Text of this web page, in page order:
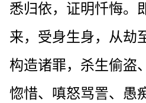
悉归依，证明忏悔。
来，受身生身，从劫
构造诸罪，杀生偷盗
惚惜、嗔怒骂詈、愚